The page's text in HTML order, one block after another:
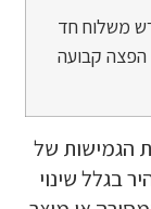
משלוח חד
הפצה קבועה
הגמישות של
בגלל שינוי